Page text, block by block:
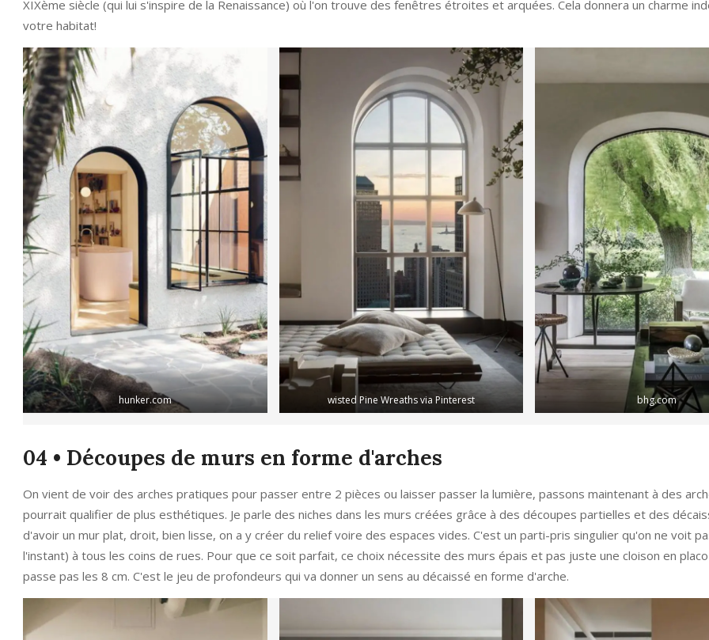
XIXème siècle (qui lui s'inspire de la Renaissance) où l'on trouve des fenêtres étroites et arquées. Cela donnera un charme
votre habitat!
hunker.com wisted Pine Wreaths via Pinterest bhg.com
04 • Découpes de murs en forme d'arches
On vient de voir des arches pratiques pour passer entre 2 pièces ou laisser passer la lumière, passons maintenant à des
pourrait qualifier de plus esthétiques. Je parle des niches dans les murs créées grâce à des découpes partielles et des
d'avoir un mur plat, droit, bien lisse, on a y créer du relief voire des espaces vides. C'est un parti-pris singulier qu'on ne voit
l'instant) à tous les coins de rues. Pour que ce soit parfait, ce choix nécessite des murs épais et pas juste une cloison en
passe pas les 8 cm. C'est le jeu de profondeurs qui va donner un sens au décaissé en forme d'arche.